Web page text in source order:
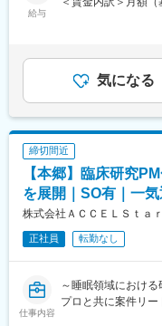
■日時：月・木／
ペシャリストとし
れます。入社後1年
生活中のサポート
員
■業務の詳細：実務
学校に通います。年
自身の2年目以降の
ら、2年目以降の職
なりますと、経理、
す。また、一度本社
です。
■就業環境：残業は
に働きやすい環境
間で入社した新卒
先は現在のご住所
給与
小規模多機能型居
月を支給賃金はあ
する可能性があり
気になる
締切間近
【本郷】臨床研究
を展開｜SO有｜一
株式会社ＡＣＣＥＬＳｔａ
正社員 転勤なし
仕事内容
～睡眠領域におけ
プロと共に案件リ